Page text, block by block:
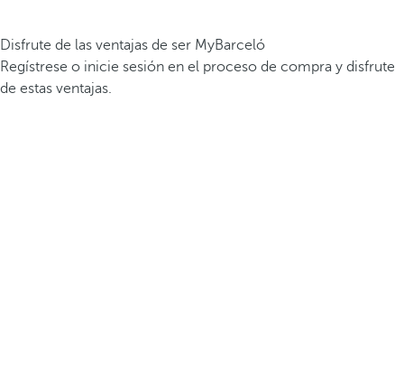
Disfrute de las ventajas de ser MyBarceló
Regístrese o inicie sesión en el proceso de compra y disfrute
de estas ventajas.